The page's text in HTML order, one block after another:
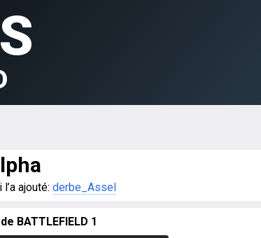
l’a ajouté: derbe_Assel
BATTLEFIELD 1